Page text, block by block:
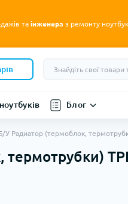
та інженера з ремонту
Блог
У Радиатор (термоблок,